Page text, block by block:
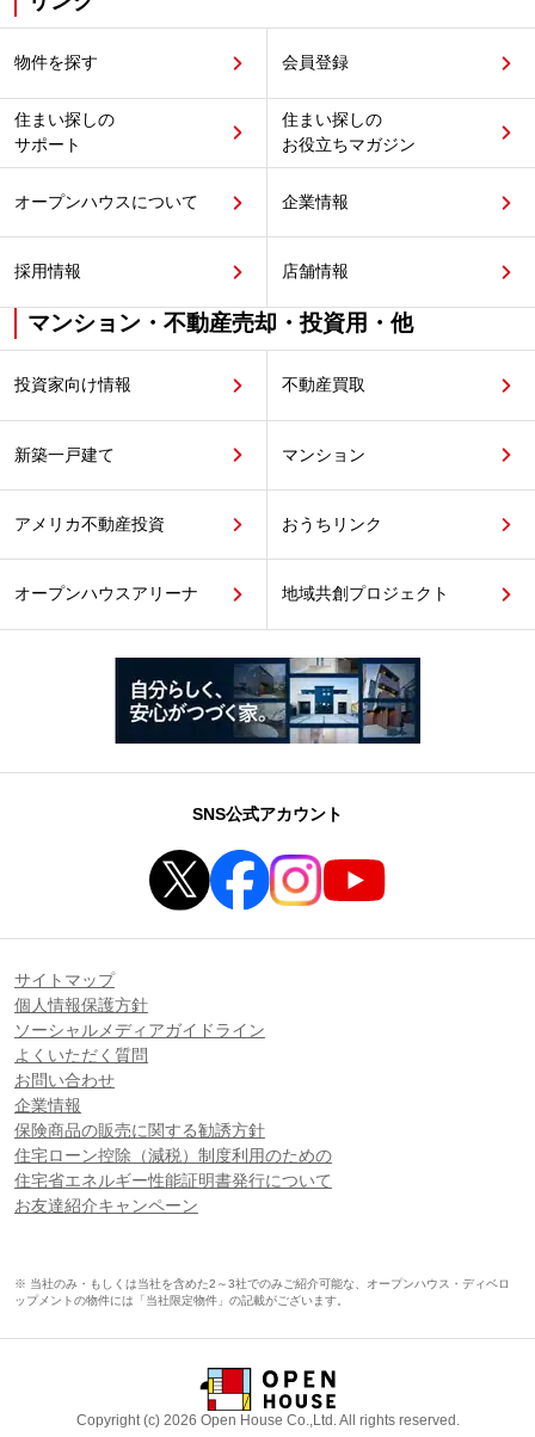
物件を探す 会員登録
住まい探しの
サポート
住まい探しの
お役立ちマガジン
オープンハウスについて 企業情報
採用情報 店舗情報
マンション・不動産売却・投資用・他
投資家向け情報 不動産買取
新築一戸建て マンション
アメリカ不動産投資 おうちリンク
オープンハウスアリーナ 地域共創プロジェクト
SNS公式アカウント
サイトマップ
個人情報保護方針
ソーシャルメディアガイドライン
よくいただく質問
お問い合わせ
企業情報
保険商品の販売に関する勧誘方針
住宅ローン控除（減税）制度利用のための
住宅省エネルギー性能証明書発行について
お友達紹介キャンペーン
※ 当社のみ・もしくは当社を含めた2～3社でのみご紹介可能な、オープンハウス・ディベロ
ップメントの物件には「当社限定物件」の記載がございます。
Copyright (c) 2026 Open House Co.,Ltd. All rights reserved.